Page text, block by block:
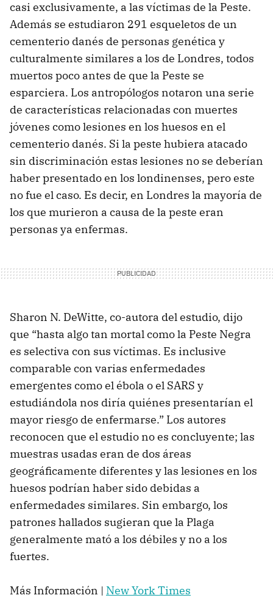
casi exclusivamente, a las víctimas de la Peste.
Además se estudiaron 291 esqueletos de un
cementerio danés de personas genética y
culturalmente similares a los de Londres, todos
muertos poco antes de que la Peste se
esparciera. Los antropólogos notaron una serie
de características relacionadas con muertes
jóvenes como lesiones en los huesos en el
cementerio danés. Si la peste hubiera atacado
sin discriminación estas lesiones no se deberían
haber presentado en los londinenses, pero este
no fue el caso. Es decir, en Londres la mayoría de
los que murieron a causa de la peste eran
personas ya enfermas.
Sharon N. DeWitte, co-autora del estudio, dijo
que “hasta algo tan mortal como la Peste Negra
es selectiva con sus víctimas. Es inclusive
comparable con varias enfermedades
emergentes como el ébola o el SARS y
estudiándola nos diría quiénes presentarían el
mayor riesgo de enfermarse.” Los autores
reconocen que el estudio no es concluyente; las
muestras usadas eran de dos áreas
geográficamente diferentes y las lesiones en los
huesos podrían haber sido debidas a
enfermedades similares. Sin embargo, los
patrones hallados sugieran que la Plaga
generalmente mató a los débiles y no a los
fuertes.
Más Información | New York Times